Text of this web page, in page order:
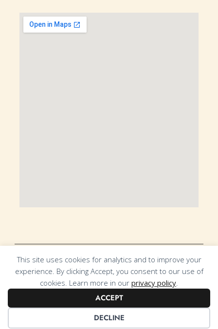
This site uses cookies for analytics and to improve your
experience. By clicking Accept, you consent to our use of
cookies. Learn more in our privacy policy.
ACCEPT
DECLINE
NIF 517 169 630 | Rua da Chousa, n.º9, Brunhido, 3750-811 Valongo do
Vouga
(+351) 234 647 130 (chamada para rede fixa nacional) | (+351) 967 682
(chamada para rede móvel nacional)
Termos de Condições